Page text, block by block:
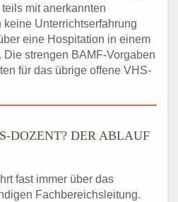
mit anerkannten
Unterrichtserfahrung
eine Hospitation in einem
Die strengen BAMF-Vorgaben
für das übrige offene VHS-
DOZENT? DER ABLAUF
fast immer über das
Fachbereichsleitung.